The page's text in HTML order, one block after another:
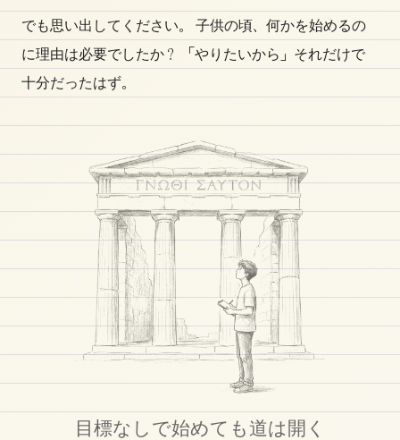
でも思い出してください。 子供の頃、何かを始めるの
に理由は必要でしたか？ 「やりたいから」それだけで
十分だったはず。
目標なしで始めても道は開く